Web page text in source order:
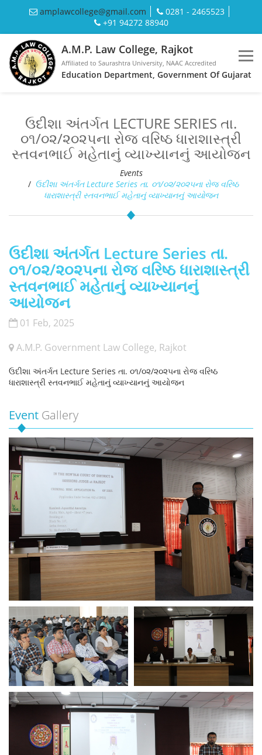
amplawcollege@gmail.com
0281 - 2465523
+91 94272 88940
A.M.P. Law College, Rajkot
Affiliated to Saurashtra University, NAAC Accredited
Education Department, Government Of Gujarat
ઉદીશા અંતર્ગત LECTURE SERIES તા.
૦૧/૦૨/૨૦૨૫ના રોજ વરિષ્ઠ ધારાશાસ્ત્રી
સ્તવનભાઈ મહેતાનું વ્યાખ્યાનનું આયોજન
Events
ઉદીશા અંતર્ગત Lecture Series તા. ૦૧/૦૨/૨૦૨૫ના રોજ વરિષ્ઠ
ધારાશાસ્ત્રી સ્તવનભાઈ મહેતાનું વ્યાખ્યાનનું આયોજન
ઉદીશા અંતર્ગત Lecture Series તા.
૦૧/૦૨/૨૦૨૫ના રોજ વરિષ્ઠ ધારાશાસ્ત્રી
સ્તવનભાઈ મહેતાનું વ્યાખ્યાનનું
આયોજન
01 Feb, 2025
A.M.P. Government Law College, Rajkot
ઉદીશા અંતર્ગત Lecture Series તા. ૦૧/૦૨/૨૦૨૫ના રોજ વરિષ્ઠ
ધારાશાસ્ત્રી સ્તવનભાઈ મહેતાનું વ્યાખ્યાનનું આયોજન
Event Gallery